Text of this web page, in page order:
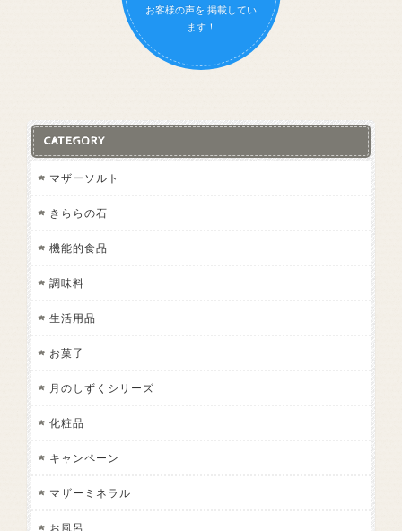
お客様の声を 掲載してい
ます！
CATEGORY
マザーソルト
きららの石
機能的食品
調味料
生活用品
お菓子
月のしずくシリーズ
化粧品
キャンペーン
マザーミネラル
お風呂